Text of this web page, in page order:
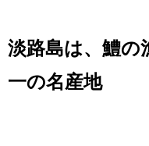
淡路島は、鱧の
一の名産地